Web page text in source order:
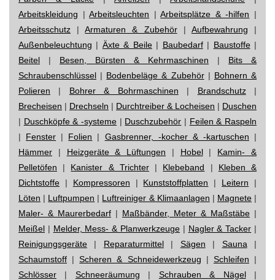
Arbeitskleidung |Arbeitsleuchten |Arbeitsplätze & -hilfen |
Arbeitsschutz |Armaturen & Zubehör| Aufbewahrung |
Außenbeleuchtung | Äxte & Beile| Baubedarf| Baustoffe|
Beitel | Besen, Bürsten & Kehrmaschinen | Bits &
Schraubenschlüssel | Bodenbeläge & Zubehör| Bohnern &
Polieren | Bohrer & Bohrmaschinen | Brandschutz|
Brecheisen | Drechseln | Durchtreiber & Locheisen | Duschen
| Duschköpfe & -systeme | Duschzubehör | Feilen & Raspeln
| Fenster | Folien | Gasbrenner, -kocher & -kartuschen |
Hämmer | Heizgeräte & Lüftungen | Hobel| Kamin- &
Pelletöfen | Kanister & Trichter| Klebeband | Kleben &
Dichtstoffe | Kompressoren | Kunststoffplatten | Leitern |
Löten | Luftpumpen | Luftreiniger & Klimaanlagen | Magnete|
Maler- & Maurerbedarf | Maßbänder, Meter & Maßstäbe |
Meißel | Melder, Mess- & Planwerkzeuge | Nagler & Tacker |
Reinigungsgeräte | Reparaturmittel| Sägen | Sauna |
Schaumstoff |Scheren & Schneidewerkzeug | Schleifen |
Schlösser | Schneeräumung | Schrauben & Nägel|